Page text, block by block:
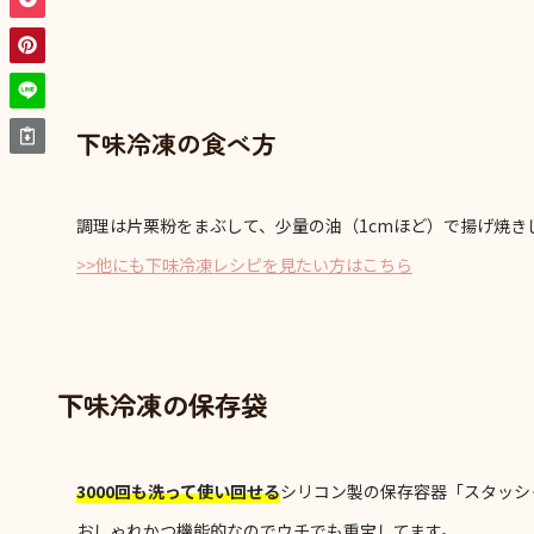
下味冷凍の食べ方
調理は片栗粉をまぶして、少量の油（1cmほど）で揚げ焼き
>>他にも下味冷凍レシピを見たい方はこちら
下味冷凍の保存袋
3000回も洗って使い回せるシリコン製の保存容器「スタッシ